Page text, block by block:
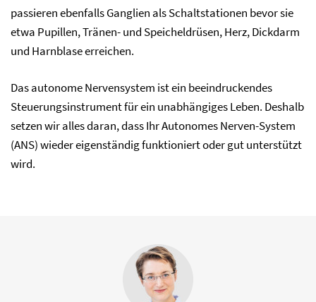
passieren ebenfalls Ganglien als Schaltstationen bevor sie
etwa Pupillen, Tränen- und Speicheldrüsen, Herz, Dickdarm
und Harnblase erreichen.
Das autonome Nervensystem ist ein beeindruckendes
Steuerungsinstrument für ein unabhängiges Leben. Deshalb
setzen wir alles daran, dass Ihr Autonomes Nerven-System
(ANS) wieder eigenständig funktioniert oder gut unterstützt
wird.